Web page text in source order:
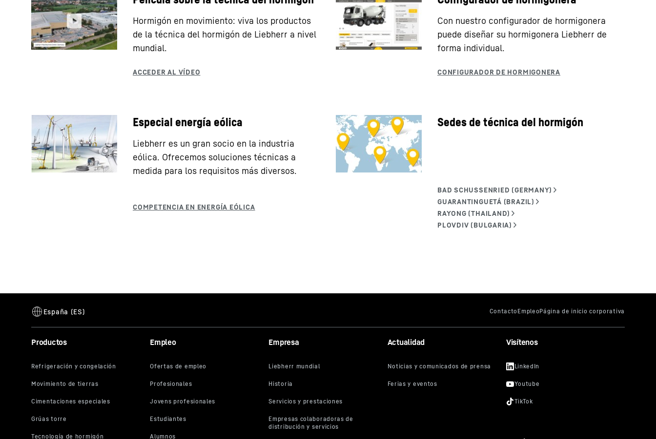
Hormigón en movimiento: viva los productos
de la técnica del hormigón de Liebherr a nivel
mundial.
Con nuestro configurador de hormigonera
puede diseñar su hormigonera Liebherr de
forma individual.
Especial energía eólica
Liebherr es un gran socio en la industria
eólica. Ofrecemos soluciones técnicas a
medida para los requisitos más diversos.
Sedes de técnica del hormigón
Productos Empleo Empresa Actualidad Visítenos